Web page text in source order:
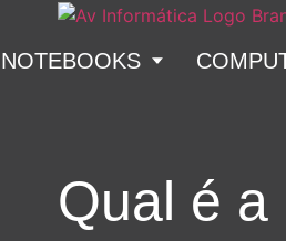
NOTEBOOKS
Qual é